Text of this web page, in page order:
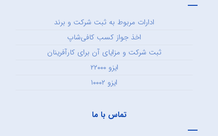
ادارات مربوط به ثبت شرکت و برند
اخذ جواز کسب کافی‌شاپ
ثبت شرکت و مزایای آن برای کارآفرینان
ایزو ۲۲۰۰۰
ایزو ۱۰۰۰۲
تماس با ما